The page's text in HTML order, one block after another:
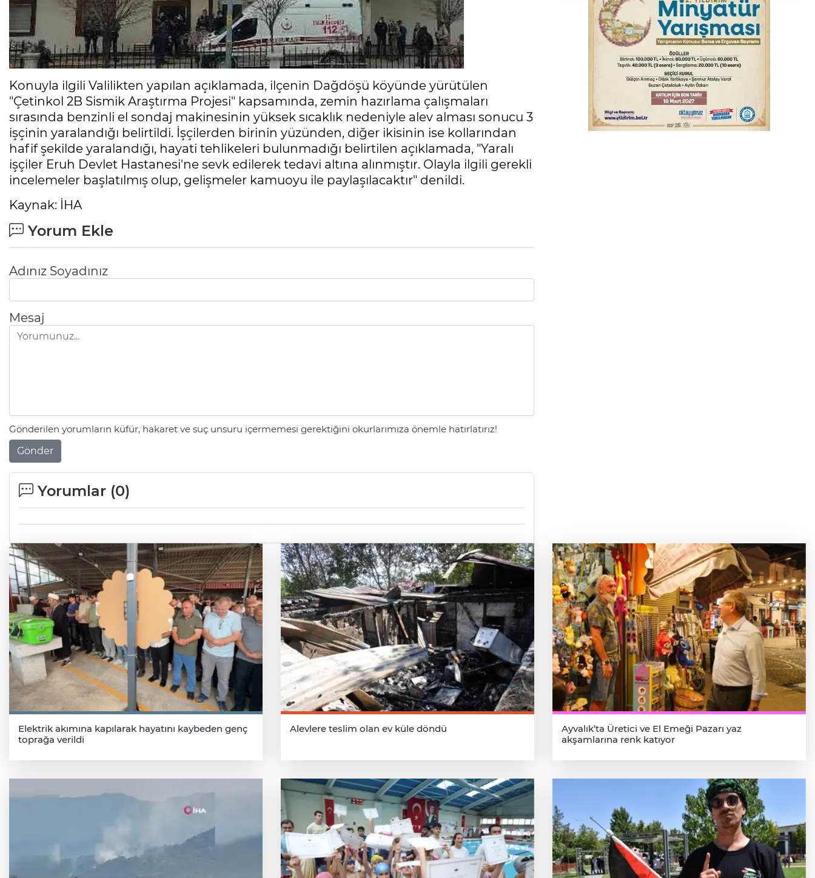
Konuyla ilgili Valilikten yapılan açıklamada, ilçenin Dağdöşü köyünde yürütülen
"Çetinkol 2B Sismik Araştırma Projesi" kapsamında, zemin hazırlama çalışmaları
sırasında benzinli el sondaj makinesinin yüksek sıcaklık nedeniyle alev alması sonucu 3
işçinin yaralandığı belirtildi. İşçilerden birinin yüzünden, diğer ikisinin ise kollarından
hafif şekilde yaralandığı, hayati tehlikeleri bulunmadığı belirtilen açıklamada, "Yaralı
işçiler Eruh Devlet Hastanesi'ne sevk edilerek tedavi altına alınmıştır. Olayla ilgili gerekli
incelemeler başlatılmış olup, gelişmeler kamuoyu ile paylaşılacaktır" denildi.
Kaynak: İHA
Yorum Ekle
Adınız Soyadınız
Mesaj
Gönderilen yorumların küfür, hakaret ve suç unsuru içermemesi gerektiğini okurlarımıza önemle hatırlatırız!
Gönder
Yorumlar (0)
İnegöl’de yangın paniği! Apartmana
sıçrayan alevler söndürüldü
Elektrik akımına kapılan işçi hayatını
kaybetti
Serbest piyasada döviz fiyatları
Elektrik akımına kapılarak hayatını kaybeden genç
toprağa verildi
Alevlere teslim olan ev küle döndü
Ayvalık’ta Üretici ve El Emeği Pazarı yaz
akşamlarına renk katıyor